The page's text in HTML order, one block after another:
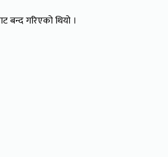
बन्द गरिएको थियो ।